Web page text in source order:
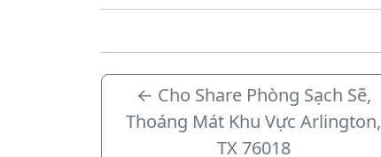
← Cho Share Phòng Sạch Sẽ,
Thoáng Mát Khu Vực Arlington,
TX 76018